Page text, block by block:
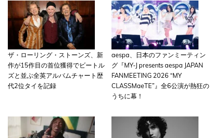
ザ・ローリング・ストーンズ、新
作が15作目の首位獲得でビートル
ズと並ぶ全英アルバムチャート歴
代2位タイを記録
aespa、日本のファンミーティン
グ『MY-J presents aespa JAPAN
FANMEETING 2026 “MY
CLASSMaeTE”』全6公演が熱狂の
うちに幕！